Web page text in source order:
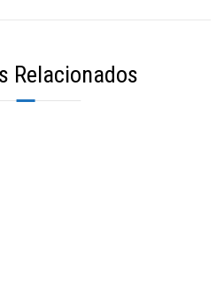
Relacionados